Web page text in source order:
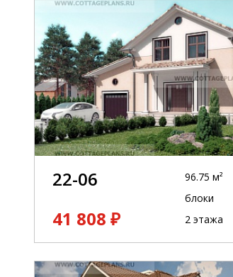
22-06
41 808 ₽
96.75 м²
блоки
2 этажа